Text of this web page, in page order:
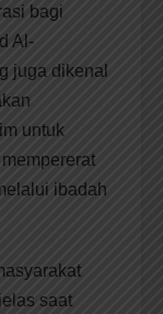
bagi
Al-
juga dikenal
untuk
ibadah
saat